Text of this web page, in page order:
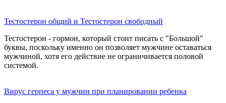
Тестостерон общий и Тестостерон свободный
Тестостерон - гормон, который стоит писать с "Большой"
буквы, поскольку именно он позволяет мужчине оставаться
мужчиной, хотя его действие не ограничивается половой
системой.
Вирус герпеса у мужчин при планировании ребенка